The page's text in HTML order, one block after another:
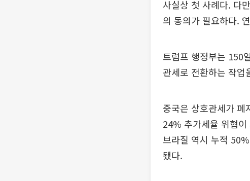
사실상 첫 사례다. 다
의 동의가 필요하다.
트럼프 행정부는 150
관세로 전환하는 작업
중국은 상호관세가
24% 추가세율 위협
브라질 역시 누적
됐다.